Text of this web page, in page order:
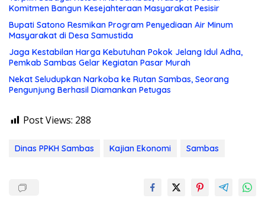
Komitmen Bangun Kesejahteraan Masyarakat Pesisir
Bupati Satono Resmikan Program Penyediaan Air Minum
Masyarakat di Desa Samustida
Jaga Kestabilan Harga Kebutuhan Pokok Jelang Idul Adha,
Pemkab Sambas Gelar Kegiatan Pasar Murah
Nekat Seludupkan Narkoba ke Rutan Sambas, Seorang
Pengunjung Berhasil Diamankan Petugas
Post Views: 288
Dinas PPKH Sambas Kajian Ekonomi Sambas